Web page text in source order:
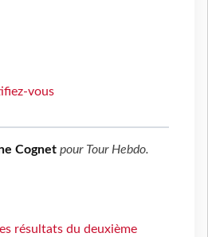
vous
Cognet pour Tour Hebdo.
résultats du deuxième